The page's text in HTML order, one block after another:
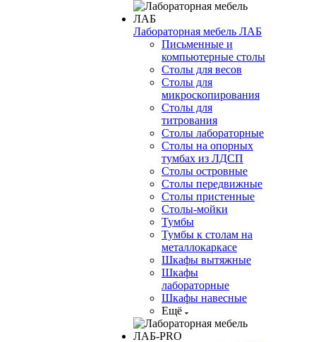
Лабораторная мебель ЛАБ
Письменные и
компьютерные столы
Столы для весов
Столы для
микроскопирования
Столы для
титрования
Столы лабораторные
Столы на опорных
тумбах из ЛДСП
Столы островные
Столы передвижные
Столы пристенные
Столы-мойки
Тумбы
Тумбы к столам на
металлокаркасе
Шкафы вытяжные
Шкафы
лабораторные
Шкафы навесные
Ещё